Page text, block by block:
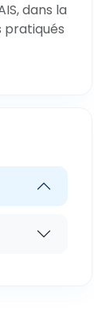
dans la
pratiqués